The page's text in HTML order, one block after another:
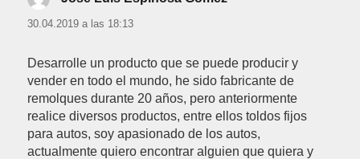
30.04.2019 a las 18:13
Desarrolle un producto que se puede producir y
vender en todo el mundo, he sido fabricante de
remolques durante 20 años, pero anteriormente
realice diversos productos, entre ellos toldos fijos
para autos, soy apasionado de los autos,
actualmente quiero encontrar alguien que quiera y